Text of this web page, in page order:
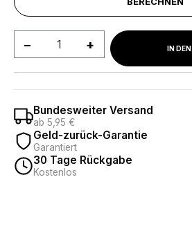
Produkt Anzahl: GibIN
Bundesweiter Versand
ab 5,95 €
Geld-zurück-Garantie
Garantiert
30 Tage Rückgabe
Kostenlos